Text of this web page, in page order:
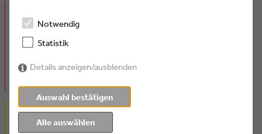
Audioproduktion für das Bewegtbild – Möglichkeiten & Grenzen:
eine zweitägige Hörschule
SUPER RTL Köln
14.08.2014
Interactive-Jury
Notwendig
Statistik
Details anzeigen/ausblenden
Auswahl bestätigen
Alle auswählen